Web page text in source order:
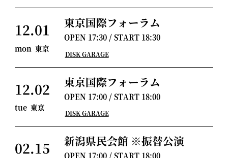
12.01
mon 東京
東京国際フォーラム
OPEN 17:30 / START 18:30
DISK GARAGE
12.02
tue 東京
東京国際フォーラム
OPEN 17:00 / START 18:00
DISK GARAGE
02.15 新潟県民会館 ※振替公演
OPEN 17:00 / START 18:00